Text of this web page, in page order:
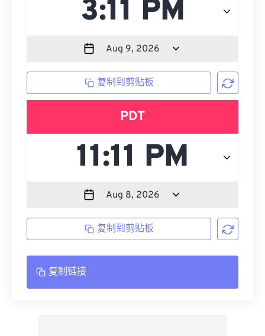
复制到剪贴板
PDT
复制到剪贴板
复制链接